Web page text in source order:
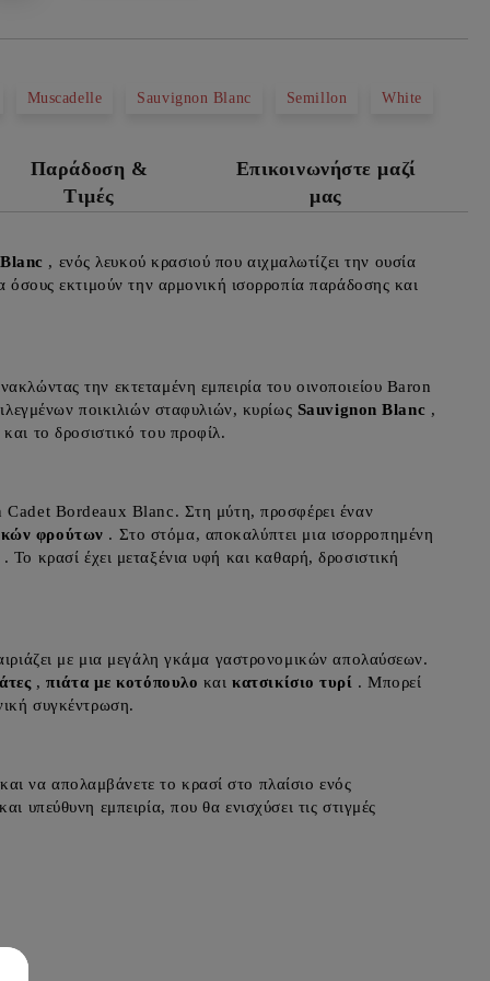
Muscadelle Sauvignon Blanc Semillon White
Παράδοση &
Τιμές
Επικοινωνήστε μαζί
μας
, ενός λευκού κρασιού που αιχμαλωτίζει την ουσία
εκτιμούν την αρμονική ισορροπία παράδοσης και
την εκτεταμένη εμπειρία του οινοποιείου Baron
ποικιλιών σταφυλιών, κυρίως Sauvignon Blanc ,
το δροσιστικό του προφίλ.
Cadet Bordeaux Blanc. Στη μύτη, προσφέρει έναν
φρούτων . Στο στόμα, αποκαλύπτει μια ισορροπημένη
. Το κρασί έχει μεταξένια υφή και καθαρή, δροσιστική
με μια μεγάλη γκάμα γαστρονομικών απολαύσεων.
,πιάτα με κοτόπουλο καικατσικίσιο τυρί . Μπορεί
συγκέντρωση.
να απολαμβάνετε το κρασί στο πλαίσιο ενός
υπεύθυνη εμπειρία, που θα ενισχύσει τις στιγμές